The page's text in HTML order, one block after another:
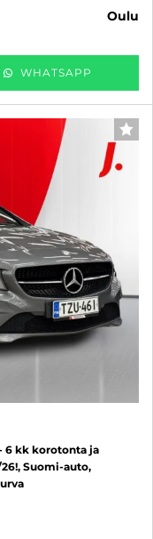
oulu
WHATSAPP
6 kk korotonta ja
Suomi-auto,